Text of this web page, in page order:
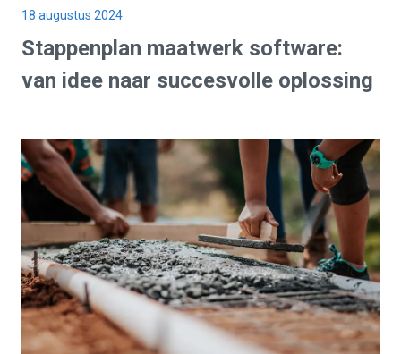
18 augustus 2024
Stappenplan maatwerk software:
van idee naar succesvolle oplossing